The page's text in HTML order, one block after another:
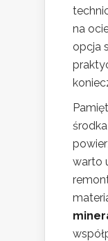
na
opcja
warto